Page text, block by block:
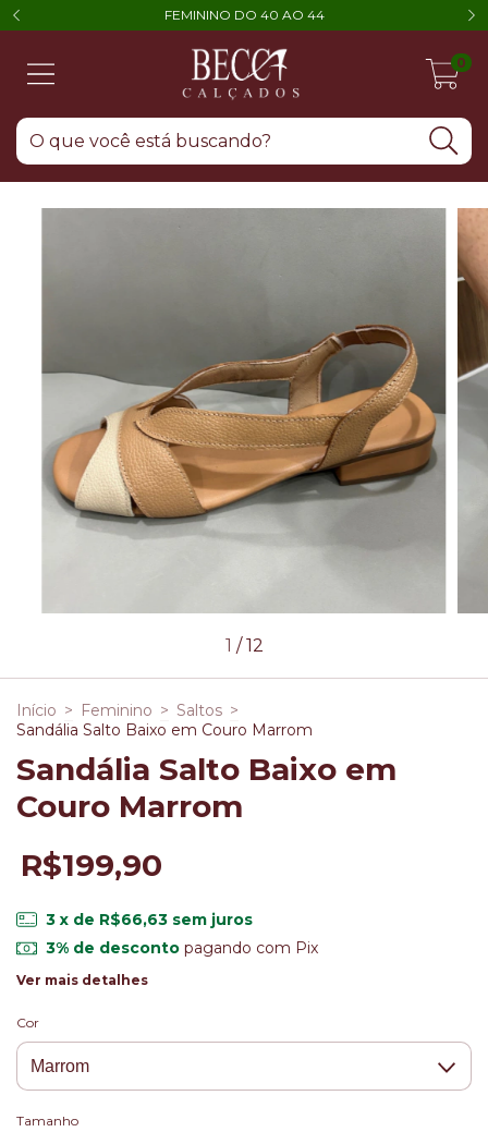
FEMININO DO 40 AO 44
0
1 /12
Início > Feminino > Saltos >
Sandália Salto Baixo em Couro Marrom
Sandália Salto Baixo em
Couro Marrom
R$199,90
3 x de R$66,63 sem juros
3% de descontopagando com Pix
Ver mais detalhes
Cor
Tamanho